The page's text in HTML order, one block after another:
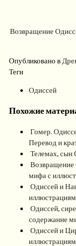
Возвращение
Опубликовано в
Теги
Одиссей
Похожие
Гомер.
Перевод и
Телемах, сын
Возвращение
мифа с
Одиссей и
Одиссей,
содержание
Одиссей и